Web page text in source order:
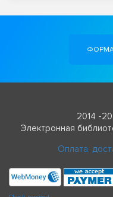
2014 -
Электронная
Оплата,